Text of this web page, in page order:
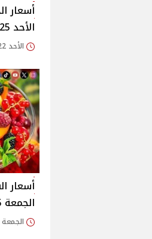
الأحد 22/6/2025
الأحد 22/يونيو/2025 - 09:07 ص
الجمعة 13/6/2025
الجمعة 13/يونيو/2025 - 10:14 ص